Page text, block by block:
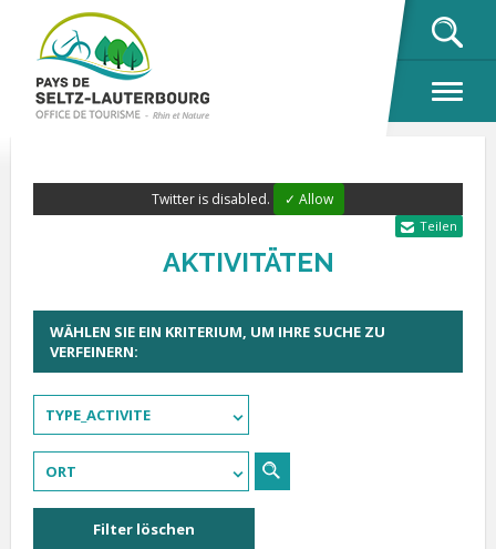
Twitter is disabled. ✓ Allow
Teilen
AKTIVITÄTEN
WÄHLEN SIE EIN KRITERIUM, UM IHRE SUCHE ZU
VERFEINERN:
TYPE_ACTIVITE
ORT
Filter löschen